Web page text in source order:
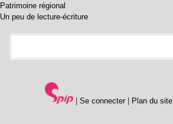
Patrimoine régional
Un peu de lecture-écriture
Se connecter Plan du site